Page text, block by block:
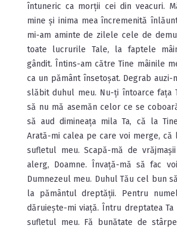
întuneric ca morții cei din veacuri.
mine și inima mea încremenită
mi-am aminte de zilele cele de
toate lucrurile Tale, la faptele
gândit. Întins-am către Tine mâinile
ca un pământ însetoșat. Degrab auzi-
slăbit duhul meu. Nu-ți întoarce fața
să nu mă asemăn celor ce se
să aud dimineața mila Ta, că la
Arată-mi calea pe care voi merge, că
sufletul meu. Scapă-mă de
alerg, Doamne. Învață-mă să fac
Dumnezeul meu. Duhul Tău cel bun
la pământul dreptății. Pentru
dăruiește-mi viață. Întru dreptatea Ta
sufletul meu. Fă bunătate de